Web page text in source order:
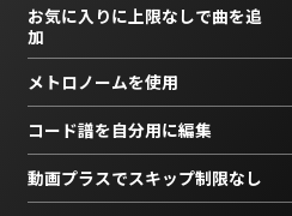
お気に入りに上限なしで曲を追
加
メトロノームを使用
コード譜を自分用に編集
動画プラスでスキップ制限なし